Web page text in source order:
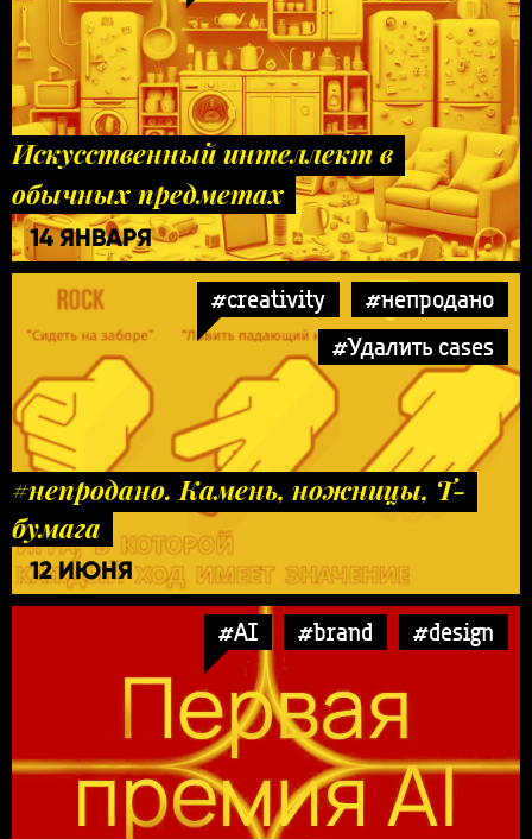
Искусственный интеллект в
обычных предметах
14 ЯНВАРЯ
#creativity
#непродано
#Удалить cases
#непродано. Камень, ножницы, Т-
бумага
12 ИЮНЯ
#AI #brand #design